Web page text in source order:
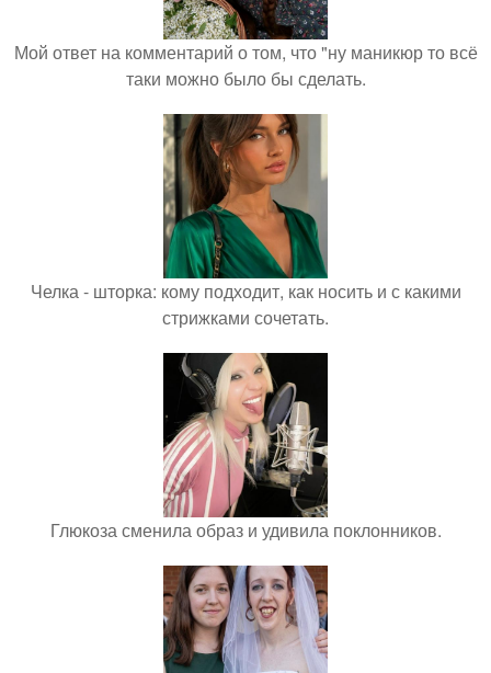
Мой ответ на комментарий о том, что "ну маникюр то всё
таки можно было бы сделать.
Челка - шторка: кому подходит, как носить и с какими
стрижками сочетать.
Глюкоза сменила образ и удивила поклонников.